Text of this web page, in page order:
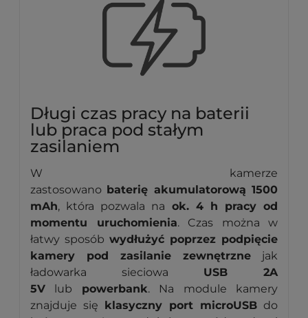
Długi czas pracy na baterii
lub praca pod stałym
zasilaniem
W kamerze
zastosowano baterię akumulatorową 1500
mAh, która pozwala na ok. 4 h pracy od
momentu uruchomienia. Czas można w
łatwy sposób wydłużyć poprzez podpięcie
kamery pod zasilanie zewnętrzne jak
ładowarka sieciowa USB 2A
5V lub powerbank. Na module kamery
znajduje się klasyczny port microUSB do